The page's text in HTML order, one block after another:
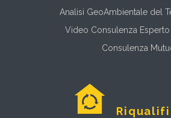
Analisi GeoAmbientale del
Video Consulenza
Consulenza